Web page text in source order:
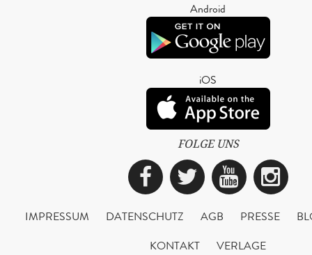
Android
iOS
FOLGE UNS
Facebook
Twitter
IMPRESSUM DATENSCHUTZ AGB PRESSE
KONTAKT
VERLAGE